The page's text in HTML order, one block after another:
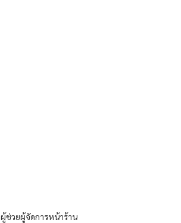
ผู้ช่วยผู้จัดการหน้าร้าน